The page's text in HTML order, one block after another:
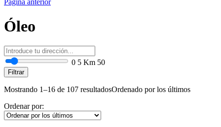
Página anterior
Óleo
0 5 Km 50
Filtrar
Mostrando 1–16 de 107 resultadosOrdenado por los últimos
Ordenar por: